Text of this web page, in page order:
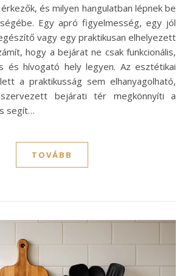
és milyen hangulatban lépnek be
Egy apró figyelmesség, egy jól
vagy egy praktikusan elhelyezett
hogy a bejárat ne csak funkcionális,
és hívogató hely legyen. Az esztétikai
a praktikusság sem elhanyagolható,
bejárati tér megkönnyíti a
segít…
TOVÁBB